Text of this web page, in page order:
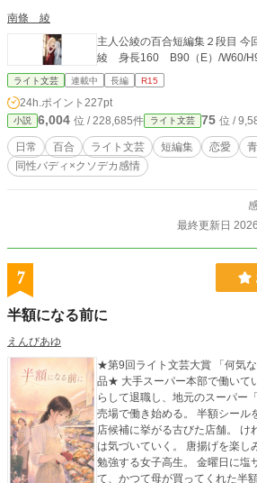
南條 綾
主人公綾の百合短編集２段目 今
綾 身長160 B90（E）/W60/
ライト文芸 連載中 長編 R15
24h.ポイント 227pt
小説 6,004 位 / 228,685件 ライト文芸 75 位 /
日常 百合 ライト文芸 短編集 恋愛
同性バディ×クソデカ感情
最終更新日
7
半額になる前に
えんびあゆ
★第9回ライト文芸大賞 「何気
品★ 大手スーパー本部で働いていた篠宮京子は、心をすり減
らして退職し、地元のスーパー
売場で働き始める。 半額シールを貼る夜、売れ残る弁当、閉
店候補に挙がる古びた店舗。 け
は気づいていく。 唐揚げを楽しみにする母子。 イートインで
勉強する女子高生。 金曜日に塩
て、かつて母が買ってくれた半額弁